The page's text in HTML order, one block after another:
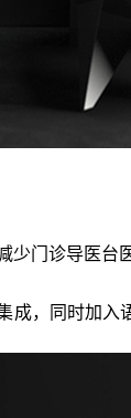
少门诊导医台
成，同时加入